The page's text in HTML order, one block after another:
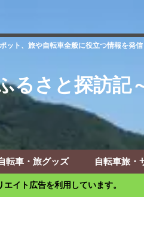
ット、旅や自転車全般に役立つ情報を発信
るさと探訪記
転車・旅グッズ 自転車旅・
イト広告を利用しています。